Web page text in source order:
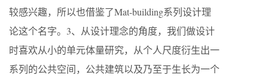
较感兴趣，所以也借鉴了Mat-building系列设计理
论这个名字。3、从设计理念的角度，我们做设计
时喜欢从小的单元体量研究，从个人尺度衍生出一
系列的公共空间，公共建筑以及乃至于生长为一个